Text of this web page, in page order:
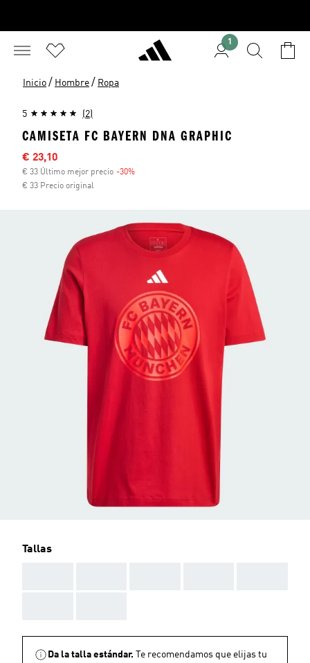
1
Inicio / Hombre / Ropa
5 (2)
CAMISETA FC BAYERN DNA GRAPHIC
Precio rebajado
€ 23,10
€ 33 Último mejor precio -30%
€ 33 Precio original
Tallas
Da la talla estándar.
Te recomendamos que elijas tu